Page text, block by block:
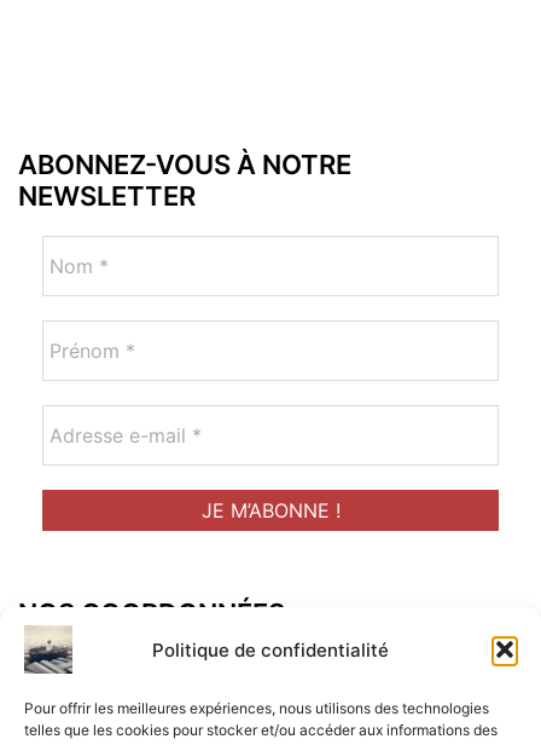
Politique de confidentialité
Pour offrir les meilleures expériences, nous utilisons des technologies
telles que les cookies pour stocker et/ou accéder aux informations des
ABONNEZ-VOUS À NOTRE
NEWSLETTER
NOS COORDONNÉES
Adresse postal :
ALCF
34 Rue René Brunen